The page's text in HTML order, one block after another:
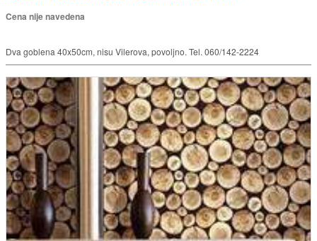
Cena nije navedena
Dva goblena 40x50cm, nisu Vilerova, povoljno. Tel. 060/142-2224